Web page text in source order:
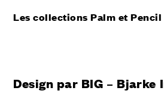
Les collections Palm et Pencil
Design par BIG – Bjarke